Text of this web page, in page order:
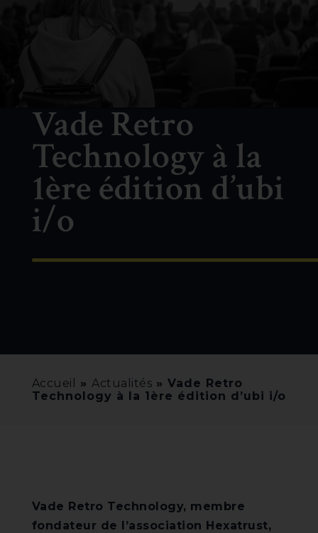
Vade Retro
Technology à la
1ère édition d’ubi
i/o
Accueil » Actualités »Vade Retro
Technology à la 1ère édition d’ubi i/o
Vade Retro Technology, membre
fondateur de l’association Hexatrust,